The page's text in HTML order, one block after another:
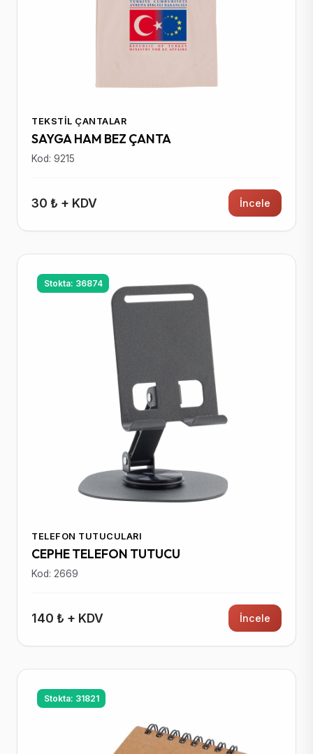
TEKSTIL ÇANTALAR
SAYGA HAM BEZ ÇANTA
Kod: 9215
30 ₺ + KDV İncele
Stokta: 36874
TELEFON TUTUCULARI
CEPHE TELEFON TUTUCU
Kod: 2669
140 ₺ + KDV İncele
Stokta: 31821